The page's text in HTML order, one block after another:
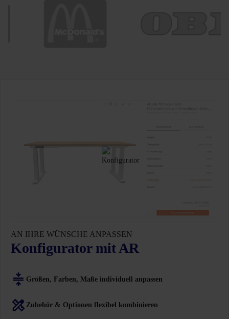
AN IHRE WÜNSCHE ANPASSEN
Konfigurator mit AR
Größen, Farben, Maße individuell anpassen
Zubehör & Optionen flexibel kombinieren